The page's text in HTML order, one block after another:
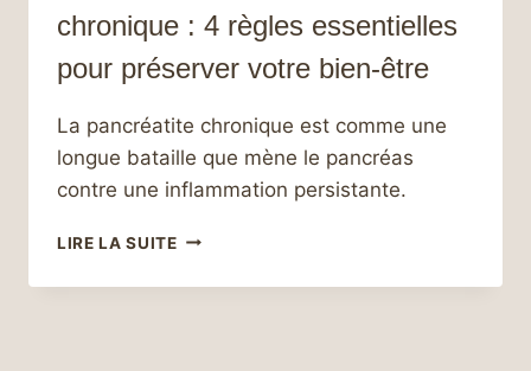
chronique : 4 règles essentielles
pour préserver votre bien-être
La pancréatite chronique est comme une
longue bataille que mène le pancréas
contre une inflammation persistante.
LIRE LA SUITEALIMENTATION
PANCRÉATITE